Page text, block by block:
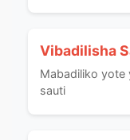
Vibadilisha
Mabadiliko yote
sauti